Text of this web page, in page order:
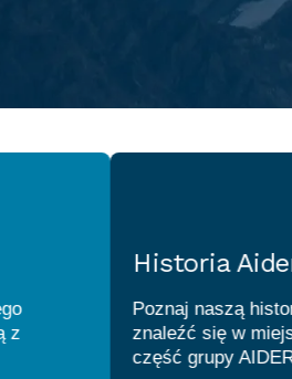
Historia Aider
Poznaj naszą historię i
znaleźć się w miejscu,
część grupy AIDER.